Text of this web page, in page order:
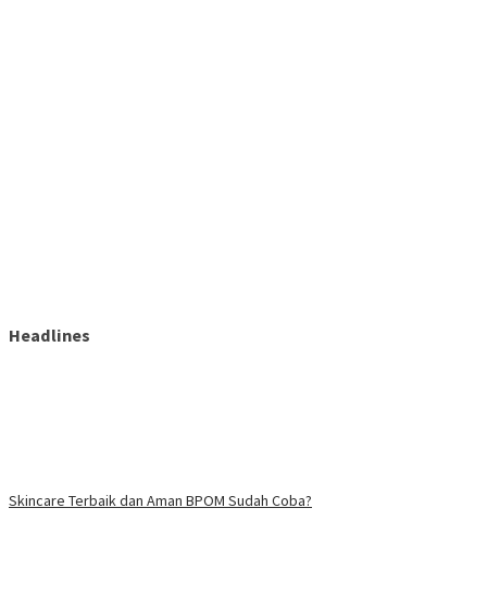
Headlines
Skincare Terbaik dan Aman BPOM Sudah Coba?